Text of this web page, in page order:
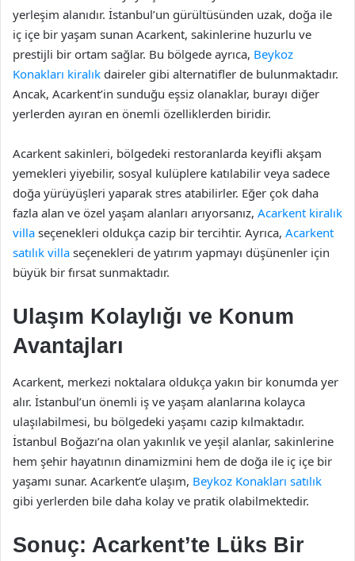
yerleşim alanıdır. İstanbul’un gürültüsünden uzak, doğa ile
iç içe bir yaşam sunan Acarkent, sakinlerine huzurlu ve
prestijli bir ortam sağlar. Bu bölgede ayrıca, Beykoz
Konakları kiralık daireler gibi alternatifler de bulunmaktadır.
Ancak, Acarkent’in sunduğu eşsiz olanaklar, burayı diğer
yerlerden ayıran en önemli özelliklerden biridir.
Acarkent sakinleri, bölgedeki restoranlarda keyifli akşam
yemekleri yiyebilir, sosyal kulüplere katılabilir veya sadece
doğa yürüyüşleri yaparak stres atabilirler. Eğer çok daha
fazla alan ve özel yaşam alanları arıyorsanız, Acarkent kiralık
villa seçenekleri oldukça cazip bir tercihtir. Ayrıca, Acarkent
satılık villa seçenekleri de yatırım yapmayı düşünenler için
büyük bir fırsat sunmaktadır.
Ulaşım Kolaylığı ve Konum
Avantajları
Acarkent, merkezi noktalara oldukça yakın bir konumda yer
alır. İstanbul’un önemli iş ve yaşam alanlarına kolayca
ulaşılabilmesi, bu bölgedeki yaşamı cazip kılmaktadır.
İstanbul Boğazı’na olan yakınlık ve yeşil alanlar, sakinlerine
hem şehir hayatının dinamizmini hem de doğa ile iç içe bir
yaşamı sunar. Acarkent’e ulaşım, Beykoz Konakları satılık
gibi yerlerden bile daha kolay ve pratik olabilmektedir.
Sonuç: Acarkent’te Lüks Bir